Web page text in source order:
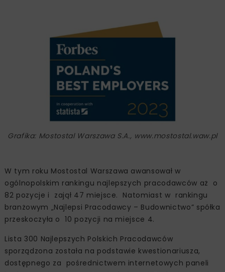
Grafika: Mostostal Warszawa S.A., www.mostostal.waw.pl
W tym roku Mostostal Warszawa awansował w
ogólnopolskim rankingu najlepszych pracodawców aż o
82 pozycje i zajął 47 miejsce. Natomiast w rankingu
branżowym „Najlepsi Pracodawcy – Budownictwo” spółka
przeskoczyła o 10 pozycji na miejsce 4.
Lista 300 Najlepszych Polskich Pracodawców
sporządzona została na podstawie kwestionariusza,
dostępnego za pośrednictwem internetowych paneli